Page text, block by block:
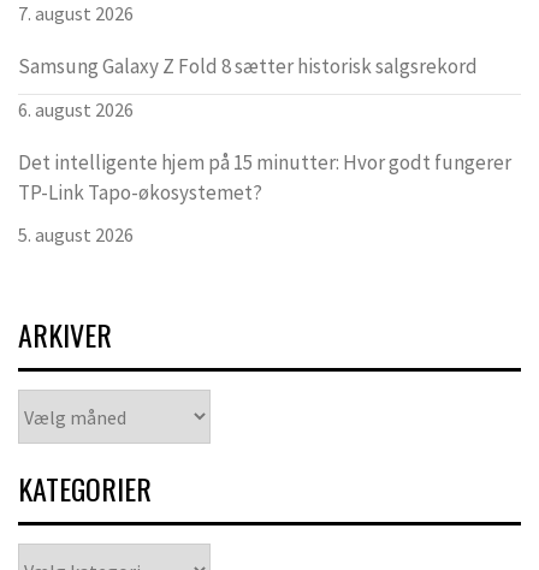
7. august 2026
Samsung Galaxy Z Fold 8 sætter historisk salgsrekord
6. august 2026
Det intelligente hjem på 15 minutter: Hvor godt fungerer
TP-Link Tapo-økosystemet?
5. august 2026
ARKIVER
KATEGORIER